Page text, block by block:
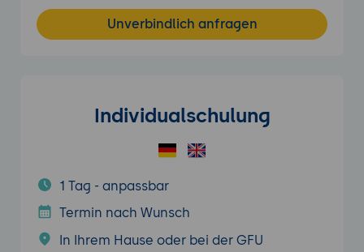
Unverbindlich anfragen
Individualschulung
1 Tag - anpassbar
Termin nach Wunsch
In Ihrem Hause oder bei der GFU